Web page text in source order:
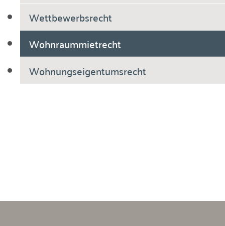
Wettbewerbsrecht
Wohnraummietrecht
Wohnungseigentumsrecht